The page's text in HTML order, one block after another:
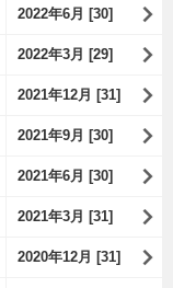
2022年6月 [30]
2022年3月 [29]
2021年12月 [31]
2021年9月 [30]
2021年6月 [30]
2021年3月 [31]
2020年12月 [31]